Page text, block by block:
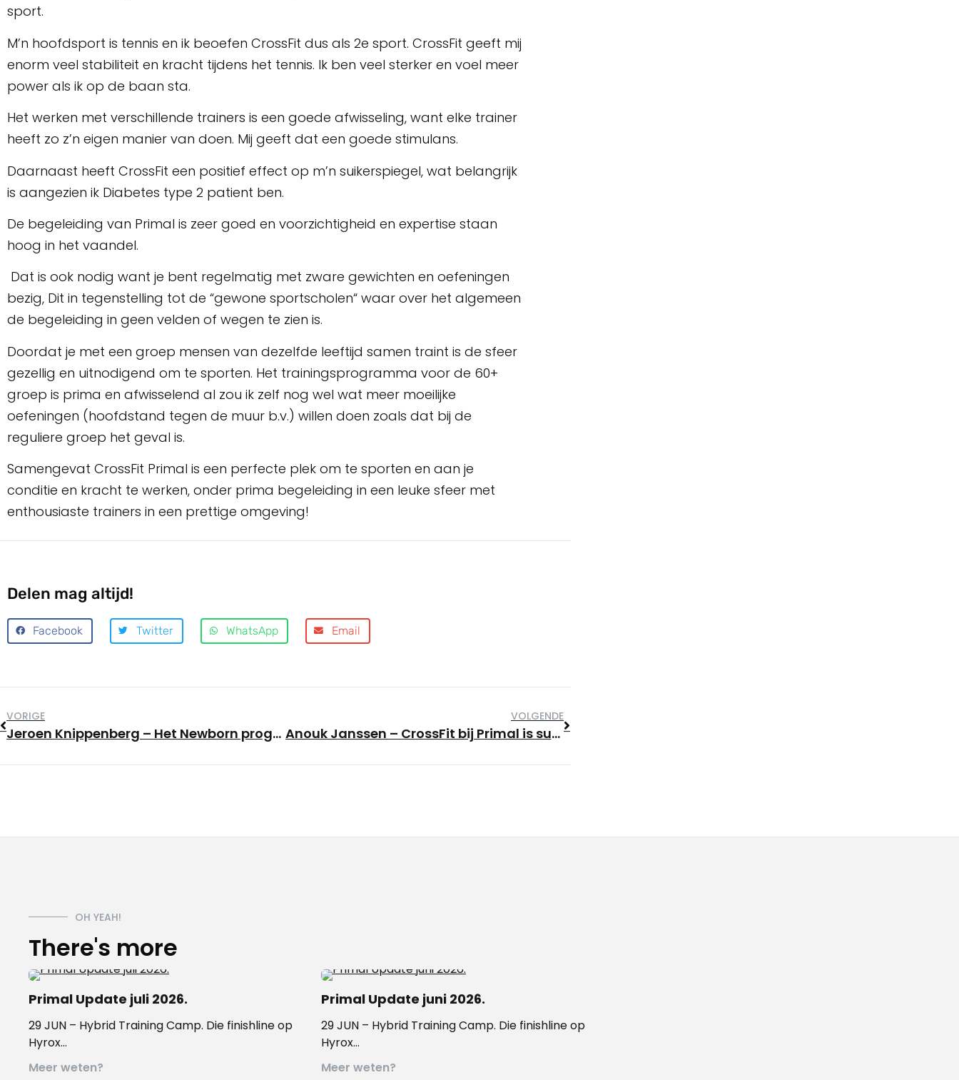
sport.
M’n hoofdsport is tennis en ik beoefen CrossFit dus als 2e sport. CrossFit geeft mij
enorm veel stabiliteit en kracht tijdens het tennis. Ik ben veel sterker en voel meer
power als ik op de baan sta.
Het werken met verschillende trainers is een goede afwisseling, want elke trainer
heeft zo z’n eigen manier van doen. Mij geeft dat een goede stimulans.
Daarnaast heeft CrossFit een positief effect op m’n suikerspiegel, wat belangrijk
is aangezien ik Diabetes type 2 patient ben.
De begeleiding van Primal is zeer goed en voorzichtigheid en expertise staan
hoog in het vaandel.
Dat is ook nodig want je bent regelmatig met zware gewichten en oefeningen
bezig, Dit in tegenstelling tot de “gewone sportscholen“ waar over het algemeen
de begeleiding in geen velden of wegen te zien is.
Doordat je met een groep mensen van dezelfde leeftijd samen traint is de sfeer
gezellig en uitnodigend om te sporten. Het trainingsprogramma voor de 60+
groep is prima en afwisselend al zou ik zelf nog wel wat meer moeilijke
oefeningen (hoofdstand tegen de muur b.v.) willen doen zoals dat bij de
reguliere groep het geval is.
Samengevat CrossFit Primal is een perfecte plek om te sporten en aan je
conditie en kracht te werken, onder prima begeleiding in een leuke sfeer met
enthousiaste trainers in een prettige omgeving!
Delen mag altijd!
Facebook Twitter WhatsApp Email
VORIGE
Jeroen Knippenberg – Het Newborn programma was ook meteen een flinke wake-upcall.
VOLGENDE
Anouk Janssen – CrossFit bij Primal is super afwisselend en altijd intensief en uitdagend.
OH YEAH!
There's more
Primal Update juli 2026.
29 JUN – Hybrid Training Camp. Die finishline op
Hyrox…
Meer weten?
Primal Update juni 2026.
29 JUN – Hybrid Training Camp. Die finishline op
Hyrox…
Meer weten?